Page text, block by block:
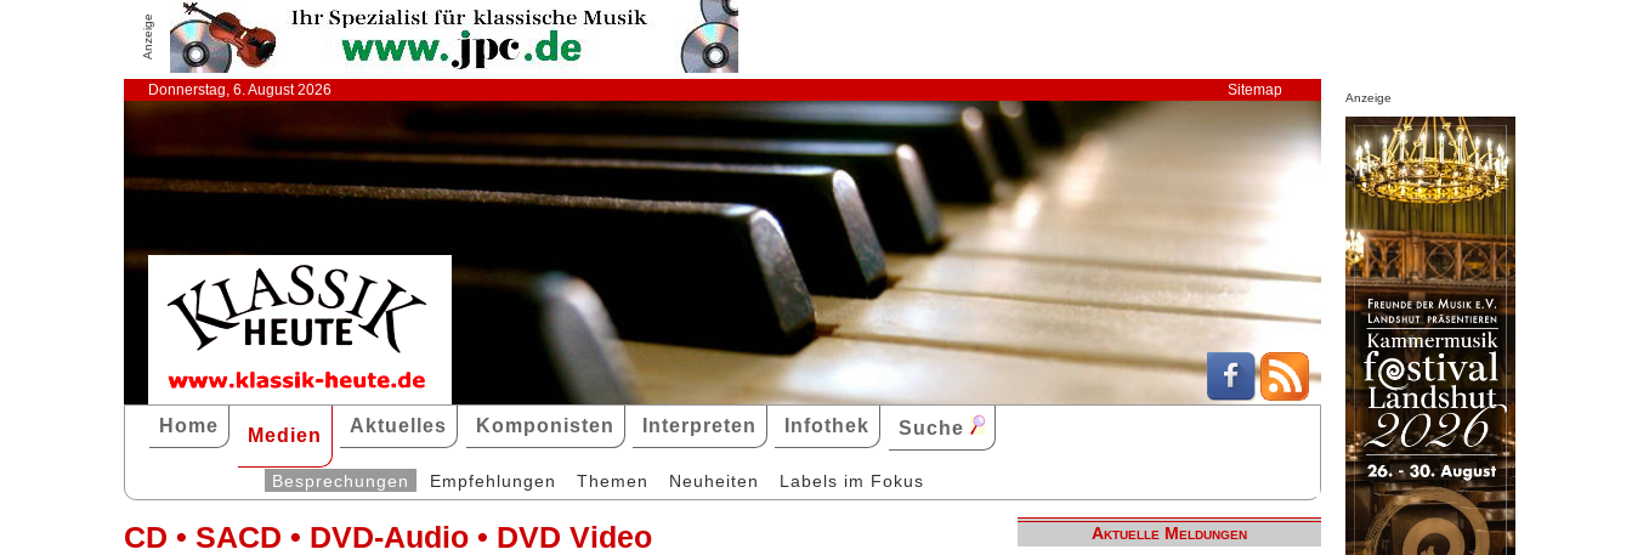
Anzeige
Donnerstag, 6. August 2026 Sitemap
Home Medien Aktuelles Komponisten Interpreten Infothek Suche
Besprechungen Empfehlungen Themen Neuheiten Labels im Fokus
CD • SACD • DVD-Audio • DVD Video Aktuelle Meldungen
Anzeige